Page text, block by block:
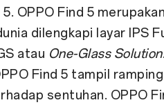
5. OPPO Find 5 merupakan
dilengkapi layar IPS
atau One-Glass Solution
Find 5 tampil
sentuhan. OPPO